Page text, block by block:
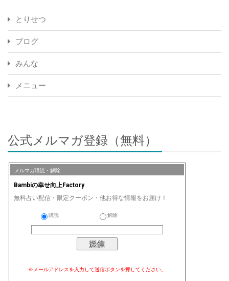
とりせつ
ブログ
みんな
メニュー
公式メルマガ登録（無料）
メルマガ購読・解除
Bambiの幸せ向上Factory
無料占い配信・限定クーポン・他お得な情報をお届け！
購読 解除
※メールアドレスを入力して送信ボタンを押してください。